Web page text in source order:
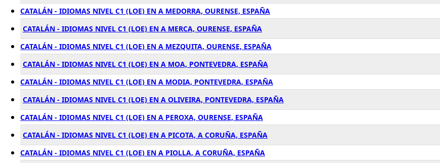
CATALÁN - IDIOMAS NIVEL C1 (LOE) EN A MEDORRA, OURENSE, ESPAÑA
CATALÁN - IDIOMAS NIVEL C1 (LOE) EN A MERCA, OURENSE, ESPAÑA
CATALÁN - IDIOMAS NIVEL C1 (LOE) EN A MEZQUITA, OURENSE, ESPAÑA
CATALÁN - IDIOMAS NIVEL C1 (LOE) EN A MOA, PONTEVEDRA, ESPAÑA
CATALÁN - IDIOMAS NIVEL C1 (LOE) EN A MODIA, PONTEVEDRA, ESPAÑA
CATALÁN - IDIOMAS NIVEL C1 (LOE) EN A OLIVEIRA, PONTEVEDRA, ESPAÑA
CATALÁN - IDIOMAS NIVEL C1 (LOE) EN A PEROXA, OURENSE, ESPAÑA
CATALÁN - IDIOMAS NIVEL C1 (LOE) EN A PICOTA, A CORUÑA, ESPAÑA
CATALÁN - IDIOMAS NIVEL C1 (LOE) EN A PIOLLA, A CORUÑA, ESPAÑA